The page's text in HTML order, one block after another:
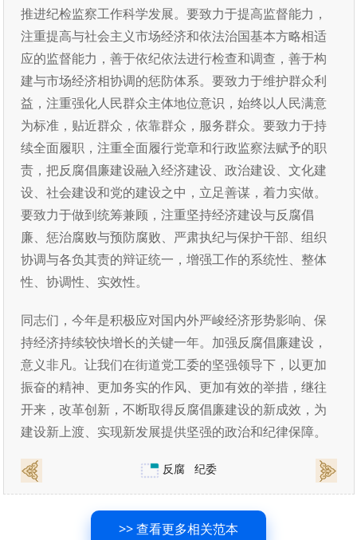
推进纪检监察工作科学发展。要致力于提高监督能力，
注重提高与社会主义市场经济和依法治国基本方略相适
应的监督能力，善于依纪依法进行检查和调查，善于构
建与市场经济相协调的惩防体系。要致力于维护群众利
益，注重强化人民群众主体地位意识，始终以人民满意
为标准，贴近群众，依靠群众，服务群众。要致力于持
续全面履职，注重全面履行党章和行政监察法赋予的职
责，把反腐倡廉建设融入经济建设、政治建设、文化建
设、社会建设和党的建设之中，立足善谋，着力实做。
要致力于做到统筹兼顾，注重坚持经济建设与反腐倡
廉、惩治腐败与预防腐败、严肃执纪与保护干部、组织
协调与各负其责的辩证统一，增强工作的系统性、整体
性、协调性、实效性。
同志们，今年是积极应对国内外严峻经济形势影响、保
持经济持续较快增长的关键一年。加强反腐倡廉建设，
意义非凡。让我们在街道党工委的坚强领导下，以更加
振奋的精神、更加务实的作风、更加有效的举措，继往
开来，改革创新，不断取得反腐倡廉建设的新成效，为
建设新上渡、实现新发展提供坚强的政治和纪律保障。
反腐 纪委
>> 查看更多相关范本